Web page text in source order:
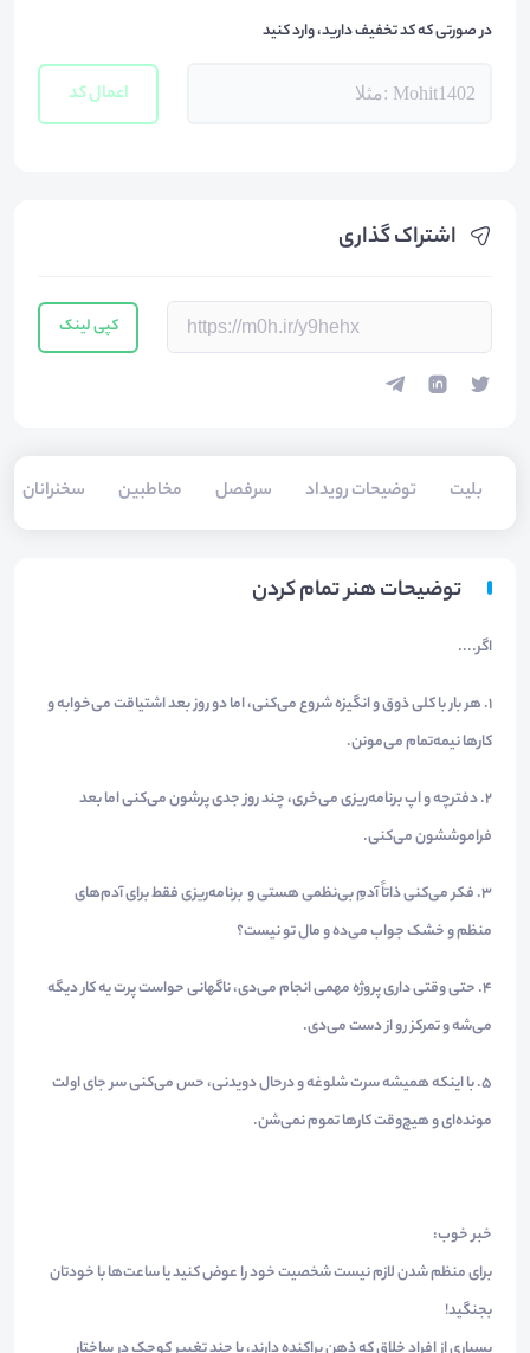
اشتراک گذاری
کپی لینک
بلیت‌ توضیحات رویداد سرفصل مخاطبین سخنرانان
در صورتی که کد تخفیف دارید، وارد کنید
اعمال کد
توضیحات هنر تمام کردن
اگر....
۱. هر بار با کلی ذوق و انگیزه شروع می‌کنی، اما دو روز بعد اشتیاقت می‌خوابه و
کارها نیمه‌تمام می‌مونن.
۲. دفترچه و اپ برنامه‌ریزی می‌خری، چند روز جدی پرشون می‌کنی اما بعد
فراموششون می‌کنی.
۳. فکر می‌کنی ذاتاً آدمِ بی‌نظمی هستی و برنامه‌ریزی فقط برای آدم‌های
منظم و خشک جواب می‌ده و مال تو نیست؟
۴. حتی وقتی داری پروژه مهمی انجام می‌دی، ناگهانی حواست پرت یه کار دیگه
می‌شه و تمرکز رو از دست می‌دی.
۵. با اینکه همیشه سرت شلوغه و درحال دویدنی، حس می‌کنی سر جای اولت
مونده‌ای و هیچ‌وقت کارها تموم نمی‌شن.
خبر خوب:
برای منظم شدن لازم نیست شخصیت خود را عوض کنید یا ساعت‌ها با خودتان
بجنگید!